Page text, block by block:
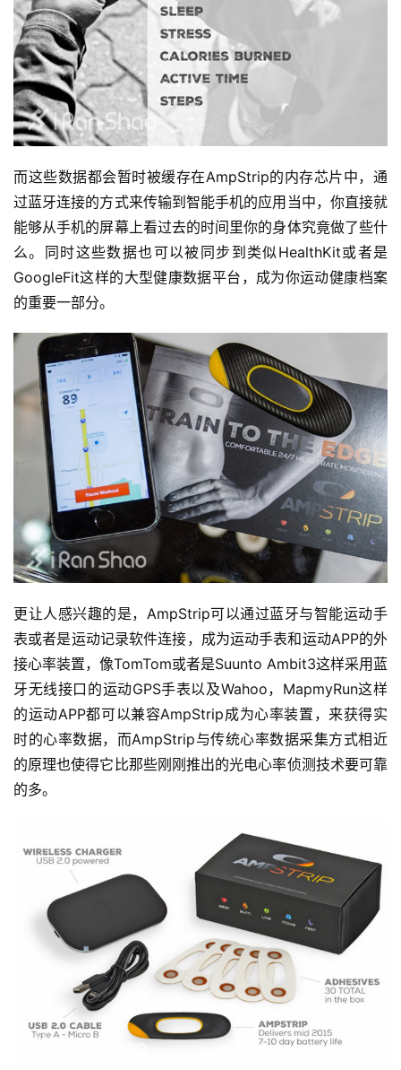
训
练
视
频
用
户
精
选
运
动
集
而这些数据都会暂时被缓存在AmpStrip的内存芯片中，通
过蓝牙连接的方式来传输到智能手机的应用当中，你直接就
能够从手机的屏幕上看过去的时间里你的身体究竟做了些什
么。同时这些数据也可以被同步到类似HealthKit或者是
GoogleFit这样的大型健康数据平台，成为你运动健康档案
的重要一部分。
更让人感兴趣的是，AmpStrip可以通过蓝牙与智能运动手
表或者是运动记录软件连接，成为运动手表和运动APP的外
接心率装置，像TomTom或者是Suunto Ambit3这样采用蓝
牙无线接口的运动GPS手表以及Wahoo，MapmyRun这样
的运动APP都可以兼容AmpStrip成为心率装置，来获得实
时的心率数据，而AmpStrip与传统心率数据采集方式相近
的原理也使得它比那些刚刚推出的光电心率侦测技术要可靠
的多。